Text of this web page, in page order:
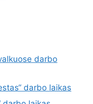
darbo
darbo laikas